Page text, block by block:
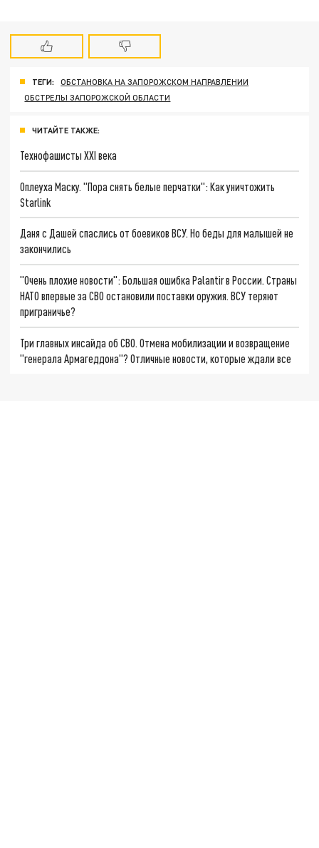
ТЕГИ:
ОБСТАНОВКА НА ЗАПОРОЖСКОМ НАПРАВЛЕНИИ
ОБСТРЕЛЫ ЗАПОРОЖСКОЙ ОБЛАСТИ
ЧИТАЙТЕ ТАКЖЕ:
Технофашисты XXI века
Оплеуха Маску. "Пора снять белые перчатки": Как уничтожить
Starlink
Даня с Дашей спаслись от боевиков ВСУ. Но беды для малышей не
закончились
"Очень плохие новости": Большая ошибка Palantir в России. Страны
НАТО впервые за СВО остановили поставки оружия. ВСУ теряют
приграничье?
Три главных инсайда об СВО. Отмена мобилизации и возвращение
"генерала Армагеддона"? Отличные новости, которые ждали все